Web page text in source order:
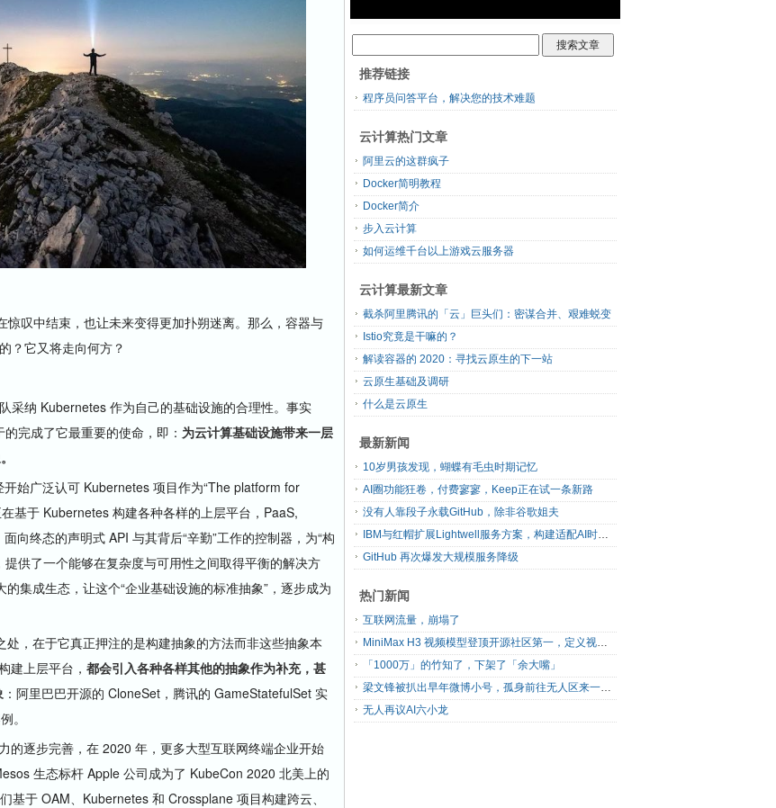
叹中结束，也让未来变得更加扑朔迷离。那么，容器与
？它又将走向何方？
纳 Kubernetes 作为自己的基础设施的合理性。事实
完成了它最重要的使命，即： 为云计算基础设施带来一层
始广泛认可 Kubernetes 项目作为“The platform for
基于 Kubernetes 构建各种各样的上层平台，PaaS,
向终态的声明式 API 与其背后“辛勤”工作的控制器，为“构
供了一个能够在复杂度与可用性之间取得平衡的解决方
集成生态，让这个“企业基础设施的标准抽象”，逐步成为
，在于它真正押注的是构建抽象的方法而非这些抽象本
建上层平台， 都会引入各种各样其他的抽象作为补充，甚
：阿里巴巴开源的 CloneSet，腾讯的 GameStatefulSet 实
。
逐步完善，在 2020 年，更多大型互联网终端企业开始
生态标杆 Apple 公司成为了 KubeCon 2020 北美上的
于 OAM、Kubernetes 和 Crossplane 项目构建跨云、
推荐链接
程序员问答平台，解决您的技术难题
云计算热门文章
阿里云的这群疯子
Docker简明教程
Docker简介
步入云计算
如何运维千台以上游戏云服务器
云计算最新文章
截杀阿里腾讯的「云」巨头们：密谋合并、艰难蜕变
Istio究竟是干嘛的？
解读容器的 2020：寻找云原生的下一站
云原生基础及调研
什么是云原生
最新新闻
10岁男孩发现，蝴蝶有毛虫时期记忆
AI圈功能狂卷，付费寥寥，Keep正在试一条新路
没有人靠段子永载GitHub，除非谷歌姐夫
IBM与红帽扩展Lightwell服务方案，构建适配AI时代开源生态的可信基础设施
GitHub 再次爆发大规模服务降级
热门新闻
互联网流量，崩塌了
MiniMax H3 视频模型登顶开源社区第一，定义视频模型领域“斩杀线”
「1000万」的竹知了，下架了「余大嘴」
梁文锋被扒出早年微博小号，孤身前往无人区来一场相当 deep 的 seek 旅行
无人再议AI六小龙